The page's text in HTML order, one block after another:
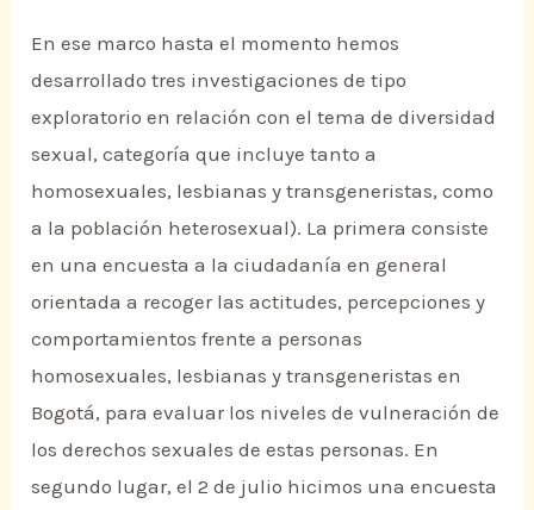
En ese marco hasta el momento hemos
desarrollado tres investigaciones de tipo
exploratorio en relación con el tema de diversidad
sexual, categoría que incluye tanto a
homosexuales, lesbianas y transgeneristas, como
a la población heterosexual). La primera consiste
en una encuesta a la ciudadanía en general
orientada a recoger las actitudes, percepciones y
comportamientos frente a personas
homosexuales, lesbianas y transgeneristas en
Bogotá, para evaluar los niveles de vulneración de
los derechos sexuales de estas personas. En
segundo lugar, el 2 de julio hicimos una encuesta